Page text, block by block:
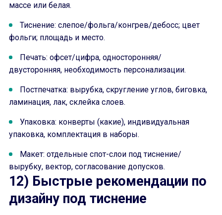
массе или белая.
Тиснение: слепое/фольга/конгрев/дебосс; цвет
фольги; площадь и место.
Печать: офсет/цифра, односторонняя/
двусторонняя, необходимость персонализации.
Постпечатка: вырубка, скругление углов, биговка,
ламинация, лак, склейка слоев.
Упаковка: конверты (какие), индивидуальная
упаковка, комплектация в наборы.
Макет: отдельные спот-слои под тиснение/
вырубку, вектор, согласование допусков.
12) Быстрые рекомендации по
дизайну под тиснение